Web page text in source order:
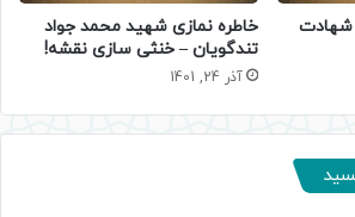
شهادت
خاطره نمازی شهید محمد جواد
تندگویان – خنثی سازی نقشه!
آذر 24, 1401